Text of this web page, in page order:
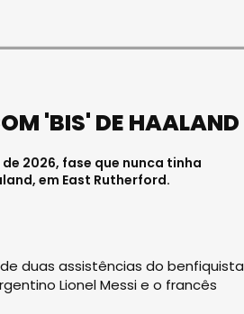
'BIS' DE HAALAND
2026, fase que nunca tinha
em East Rutherford.
duas assistências do benfiquista
Lionel Messi e o francês